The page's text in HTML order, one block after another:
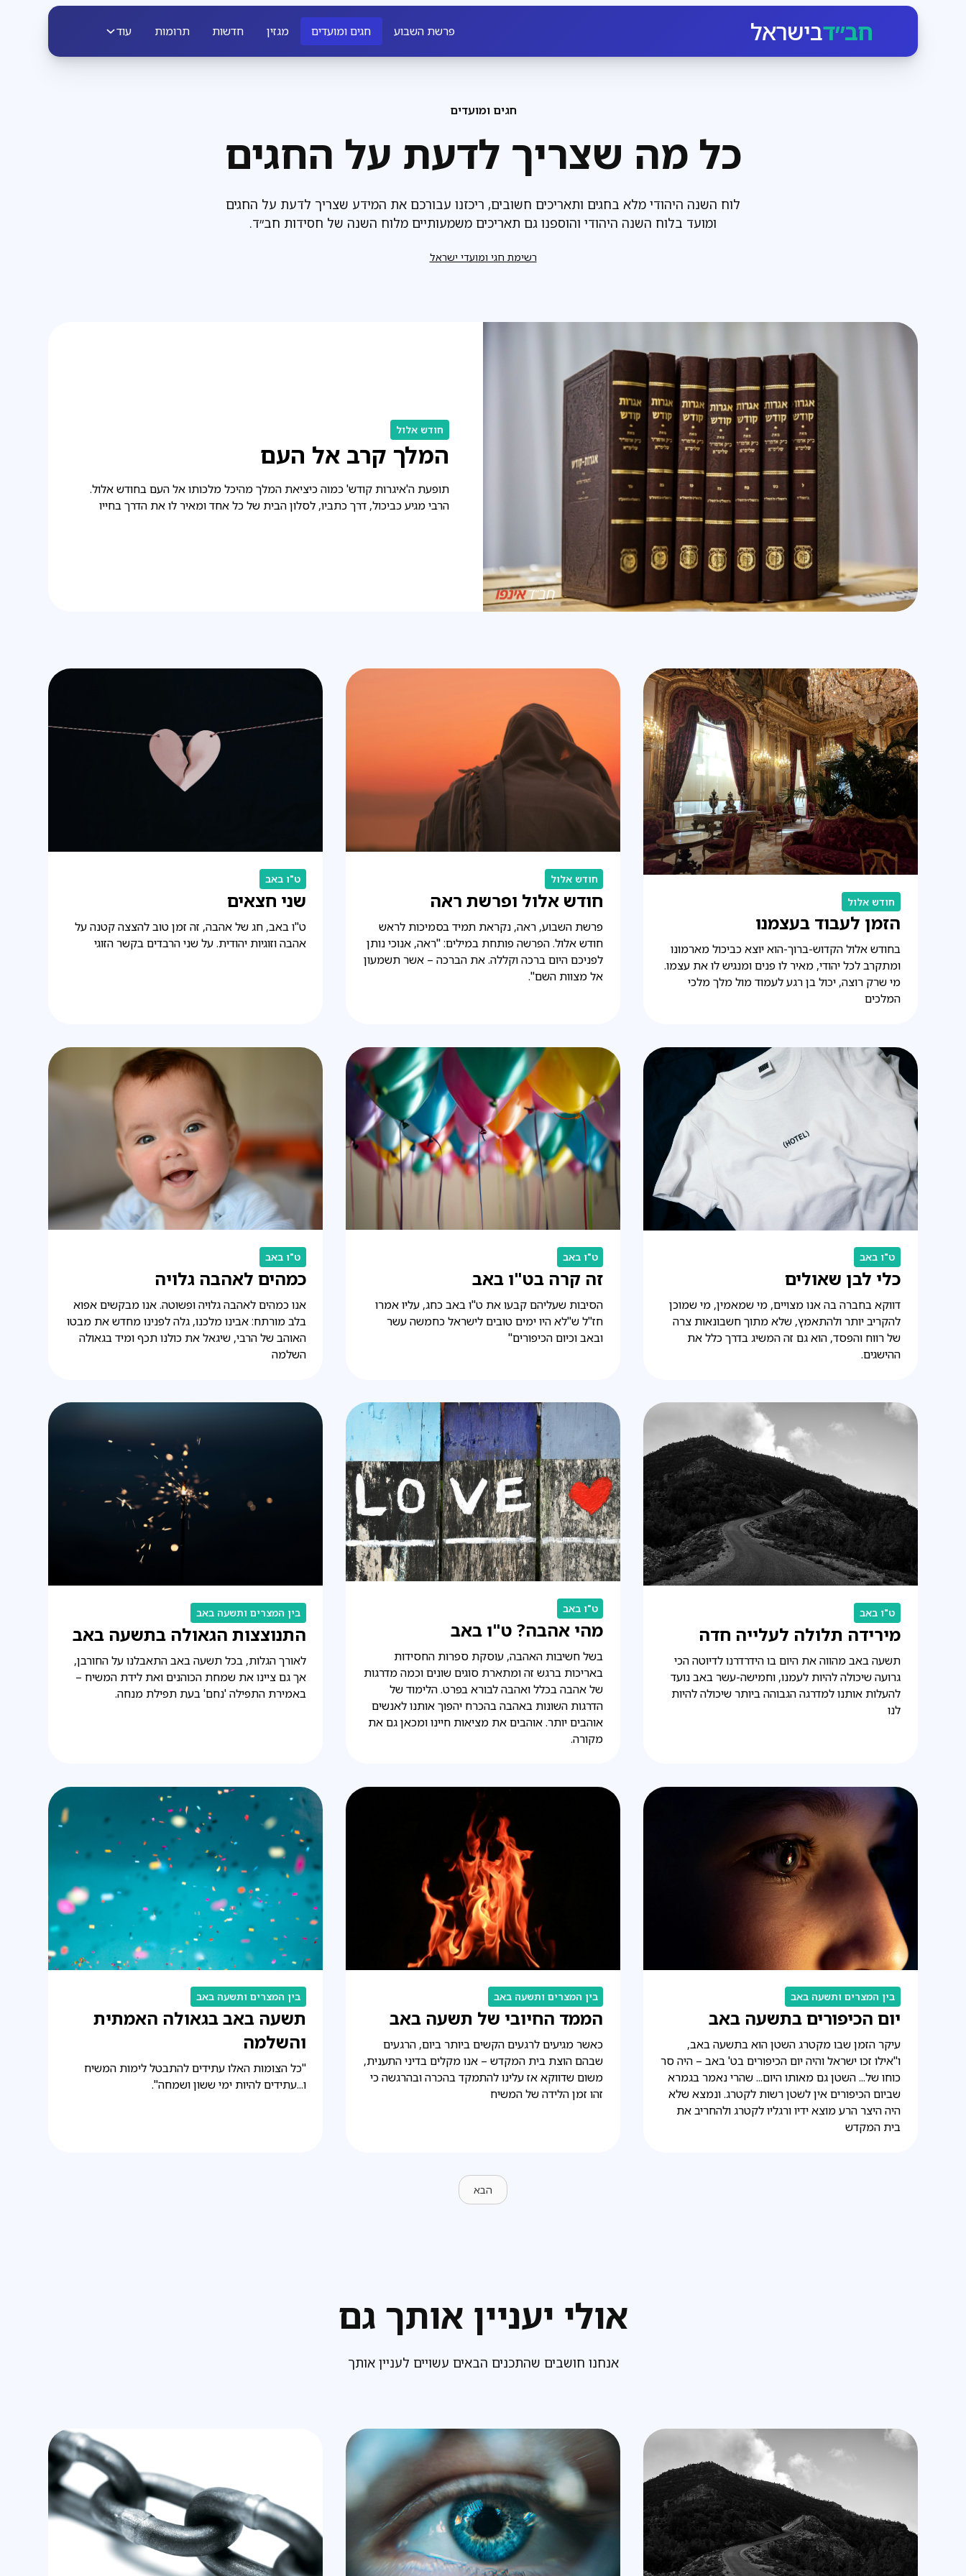
חב״דבישראל פרשת השבוע חגים ומועדים מגזין חדשות תרומות עוד
חגים ומועדים
כל מה שצריך לדעת על החגים
לוח השנה היהודי מלא בחגים ותאריכים חשובים, ריכזנו עבורכם את המידע שצריך לדעת על החגים
ומועד בלוח השנה היהודי והוספנו גם תאריכים משמעותיים מלוח השנה של חסידות חב״ד.
רשימת חגי ומועדי ישראל
חודש אלול
המלך קרב אל העם
תופעת ה'איגרות קודש' כמוה כיציאת המלך מהיכל מלכותו אל העם בחודש אלול.
הרבי מגיע כביכול, דרך כתביו, לסלון הבית של כל אחד ומאיר לו את הדרך בחייו
חודש אלול
הזמן לעבוד בעצמנו
בחודש אלול הקדוש-ברוך-הוא יוצא כביכול מארמונו
ומתקרב לכל יהודי, מאיר לו פנים ומנגיש לו את עצמו.
מי שרק רוצה, יכול בן רגע לעמוד מול מלך מלכי
המלכים
חודש אלול
חודש אלול ופרשת ראה
פרשת השבוע, ראה, נקראת תמיד בסמיכות לראש
חודש אלול. הפרשה פותחת במילים: "ראה, אנוכי נותן
לפניכם היום ברכה וקללה. את הברכה – אשר תשמעון
אל מצוות השם".
ט"ו באב
שני חצאים
ט"ו באב, חג של אהבה, זה זמן טוב להצצה קטנה על
אהבה וזוגיות יהודית. על שני הרבדים בקשר הזוגי
ט"ו באב
כלי לבן שאולים
דווקא בחברה בה אנו מצויים, מי שמאמין, מי שמוכן
להקריב יותר ולהתאמץ, שלא מתוך חשבונאות צרה
של רווח והפסד, הוא גם זה המשיג בדרך כלל את
ההישגים.
ט"ו באב
זה קרה בט"ו באב
הסיבות שעליהם קבעו את ט"ו באב כחג, עליו אמרו
חז"ל ש"לא היו ימים טובים לישראל כחמשה עשר
ובאב וכיום הכיפורים"
ט"ו באב
כמהים לאהבה גלויה
אנו כמהים לאהבה גלויה ופשוטה. אנו מבקשים אפוא
בלב מורתח: אבינו מלכנו, גלה לפנינו מחדש את מבטו
האוהב של הרבי, שיגאל את כולנו תכף ומיד בגאולה
השלמה
ט"ו באב
מירידה תלולה לעלייה חדה
תשעה באב מהווה את היום בו הידרדרנו לדיוטה הכי
גרועה שיכולה להיות לעמנו, וחמישה-עשר באב נועד
להעלות אותנו למדרגה הגבוהה ביותר שיכולה להיות
לנו
ט"ו באב
מהי אהבה? ט"ו באב
בשל חשיבות האהבה, עוסקת ספרות החסידות
באריכות ברגש זה ומתארת סוגים שונים וכמה מדרגות
של אהבה בכלל ואהבה לבורא בפרט. הלימוד של
הדרגות השונות באהבה בהכרח יהפוך אותנו לאנשים
אוהבים יותר. אוהבים את מציאות חיינו ומכאן גם את
מקורה.
בין המצרים ותשעה באב
התנוצצות הגאולה בתשעה באב
לאורך הגלות, בכל תשעה באב התאבלנו על החורבן,
אך גם ציינו את שמחת הכוהנים ואת לידת המשיח –
באמירת התפילה 'נחם' בעת תפילת מנחה.
בין המצרים ותשעה באב
יום הכיפורים בתשעה באב
עיקר הזמן שבו מקטרג השטן הוא בתשעה באב,
ו"אילו זכו ישראל והיה יום הכיפורים בט' באב – היה סר
כוחו של... השטן גם מאותו היום... שהרי נאמר בגמרא
שביום הכיפורים אין לשטן רשות לקטרג. ונמצא שלא
היה היצר הרע מוצא ידיו ורגליו לקטרג ולהחריב את
בית המקדש
בין המצרים ותשעה באב
הממד החיובי של תשעה באב
כאשר מגיעים לרגעים הקשים ביותר ביום, הרגעים
שבהם הוצת בית המקדש – אנו מקלים בדיני התענית,
משום שדווקא אז עלינו להתמקד בהכרה ובהרגשה כי
זהו זמן הלידה של המשיח
בין המצרים ותשעה באב
תשעה באב בגאולה האמתית
והשלמה
"כל הצומות האלו עתידים להתבטל לימות המשיח
ו...עתידים להיות ימי ששון ושמחה".
הבא
אולי יעניין אותך גם
אנחנו חושבים שהתכנים הבאים עשויים לעניין אותך